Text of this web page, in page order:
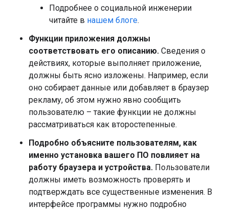
Подробнее о социальной инженерии
читайте в нашем блоге.
Функции приложения должны
соответствовать его описанию. Сведения о
действиях, которые выполняет приложение,
должны быть ясно изложены. Например, если
оно собирает данные или добавляет в браузер
рекламу, об этом нужно явно сообщить
пользователю – такие функции не должны
рассматриваться как второстепенные.
Подробно объясните пользователям, как
именно установка вашего ПО повлияет на
работу браузера и устройства. Пользователи
должны иметь возможность проверять и
подтверждать все существенные изменения. В
интерфейсе программы нужно подробно